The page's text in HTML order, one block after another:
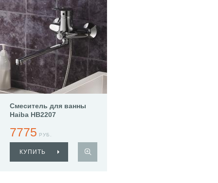
Смеситель для ванны
Haiba HB2207
7775 РУБ.
КУПИТЬ